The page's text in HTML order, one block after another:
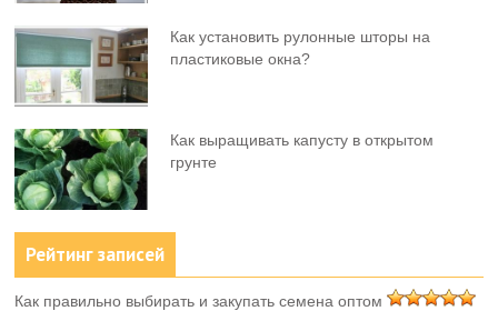
Как установить рулонные шторы на
пластиковые окна?
Как выращивать капусту в открытом
грунте
Рейтинг записей
Как правильно выбирать и закупать семена оптом